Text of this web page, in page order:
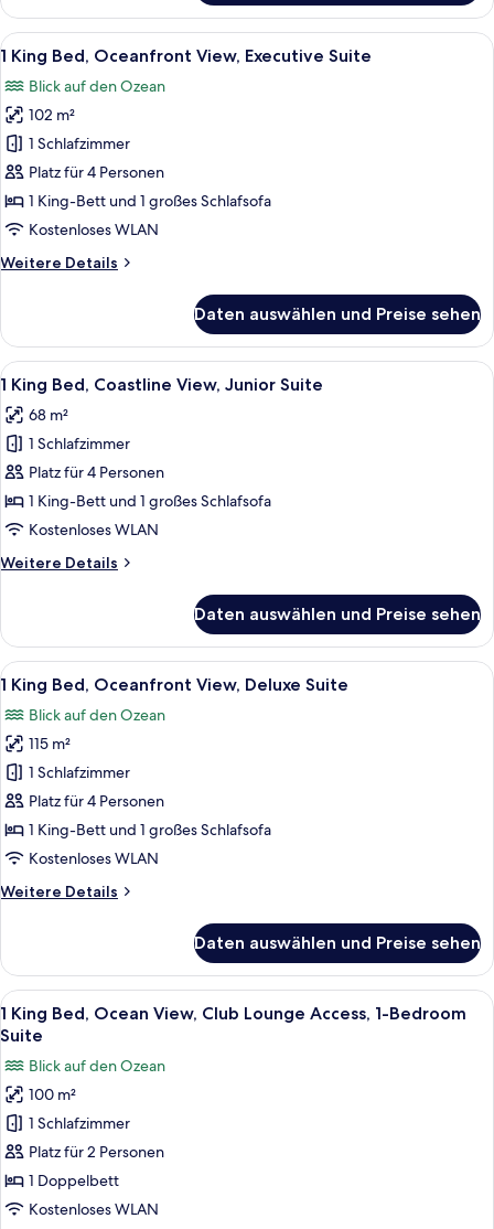
Zimmer,
2 Queen-
Betten,
Zutritt
zur
Club
Lounge,
Meerblick
Alle
Fotos
für
1
King
Bed,
Oceanfront
View,
Suite
Ein großzügiger Wohnbereich mit
6
1 King Bed, Oceanfront View, Executive Suite
Blick auf den Ozean
102 m²
1 Schlafzimmer
Platz für 4 Personen
1 King-Bett und 1 großes Schlafsofa
Kostenloses WLAN
Weitere Details
Weitere
King
Bed,
Oceanfront
Executive
Suite
Daten auswählen und Preise sehen
Alle
Fotos
für
King
Bed,
Coastline
Junior
Ein Hotelzimmer mit Balkon,
4
1 King Bed, Coastline View, Junior Suite
68 m²
1 Schlafzimmer
Platz für 4 Personen
1 King-Bett und 1 großes Schlafsofa
Kostenloses WLAN
Weitere Details
Weitere
King
Bed,
Coastline
Junior
Suite
Daten auswählen und Preise sehen
Alle
Fotos
für
1
King
Bed,
Oceanfront
View,
Suite
Ein modernes Hotelzimmer mit
4
1 King Bed, Oceanfront View, Deluxe Suite
Blick auf den Ozean
115 m²
1 Schlafzimmer
Platz für 4 Personen
1 King-Bett und 1 großes Schlafsofa
Kostenloses WLAN
Weitere Details
Weitere
King
Bed,
Oceanfront
View,
Suite
Daten auswählen und Preise sehen
Alle
Fotos
1
King
Bed,
Ocean
View,
Club
Ein großzügiger Wohnbereich mit
10
1 King Bed, Ocean View, Club Lounge Access, 1-Bedroom
Suite
Blick auf den Ozean
100 m²
1 Schlafzimmer
Platz für 2 Personen
1 Doppelbett
Kostenloses WLAN